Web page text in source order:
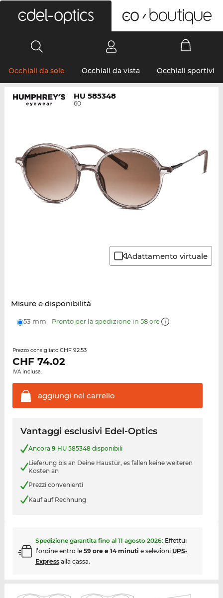
Occhiali da sole Occhiali da vista Occhiali sportivi
HU 585348
60
Adattamento virtuale
Misure e disponibilità
53 mm Pronto per la spedizione in 58 ore
Prezzo consigliato CHF 92.53
CHF 74.02
IVA inclusa.
aggiungi nel carrello
Vantaggi esclusivi Edel-Optics
Ancora 9HU 585348 disponibili
Lieferung bis an Deine Haustür, es fallen keine weiteren
Kosten an
Prezzi convenienti
Kauf auf Rechnung
Spedizione garantita fino al 11 agosto 2026: Effettui
l’ordine entro le 59 ore e 14 minuti e selezioni UPS-
Expressalla cassa.